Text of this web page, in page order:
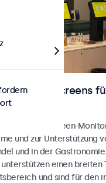
Touchscreens
und Touchscreen-
und zur Unterstützung
und in der
einen breiten
und sind für den